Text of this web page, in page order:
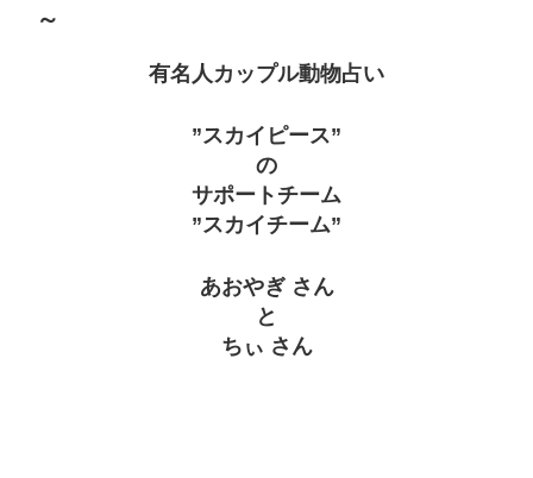
～
有名人カップル動物占い
”スカイピース”
の
サポートチーム
”スカイチーム”
あおやぎ さん
と
ちぃ さん